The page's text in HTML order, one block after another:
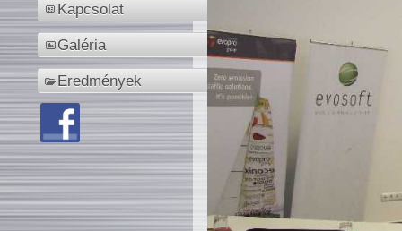
Kapcsolat
Galéria
Eredmények